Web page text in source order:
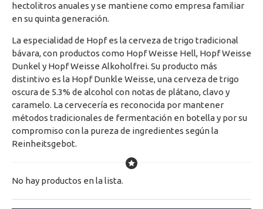
hectolitros anuales y se mantiene como empresa familiar
en su quinta generación.
La especialidad de Hopf es la cerveza de trigo tradicional
bávara, con productos como Hopf Weisse Hell, Hopf Weisse
Dunkel y Hopf Weisse Alkoholfrei. Su producto más
distintivo es la Hopf Dunkle Weisse, una cerveza de trigo
oscura de 5.3% de alcohol con notas de plátano, clavo y
caramelo. La cervecería es reconocida por mantener
métodos tradicionales de fermentación en botella y por su
compromiso con la pureza de ingredientes según la
Reinheitsgebot.
No hay productos en la lista.